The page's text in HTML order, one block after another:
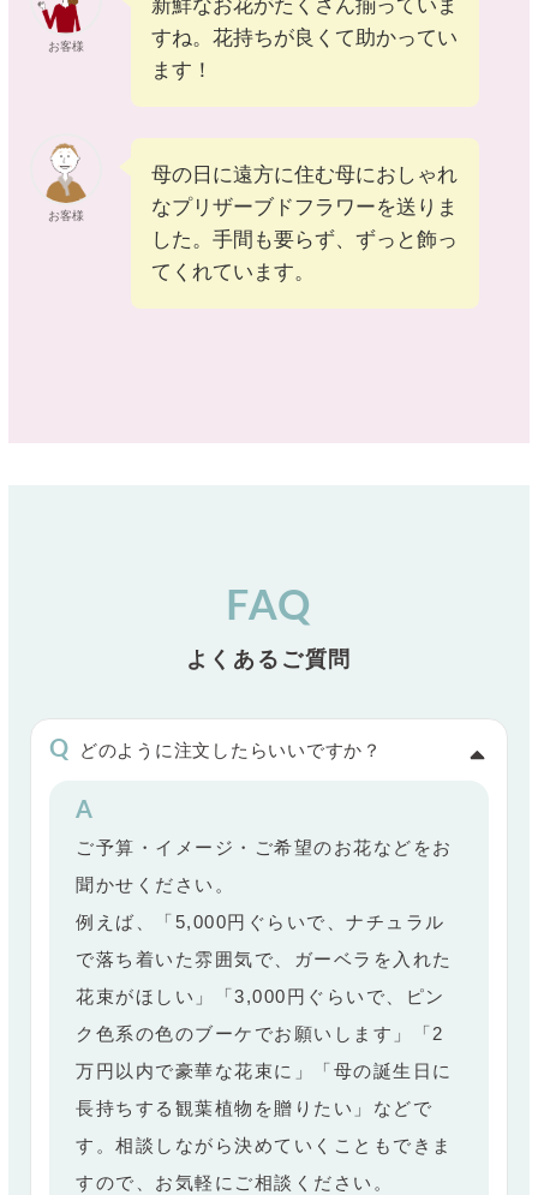
お客様
新鮮なお花がたくさん揃っていま
すね。花持ちが良くて助かってい
ます！
お客様
母の日に遠方に住む母におしゃれ
なプリザーブドフラワーを送りま
した。手間も要らず、ずっと飾っ
てくれています。
FAQ
よくあるご質問
どのように注文したらいいですか？
ご予算・イメージ・ご希望のお花などをお
聞かせください。
例えば、「5,000円ぐらいで、ナチュラル
で落ち着いた雰囲気で、ガーベラを入れた
花束がほしい」「3,000円ぐらいで、ピン
ク色系の色のブーケでお願いします」「2
万円以内で豪華な花束に」「母の誕生日に
長持ちする観葉植物を贈りたい」などで
す。相談しながら決めていくこともできま
すので、お気軽にご相談ください。